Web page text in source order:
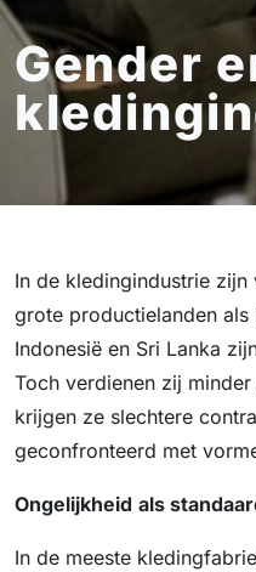
Gender
In de kledingindustrie
grote productielanden als
Indonesië en Sri Lanka
Toch verdienen zij minder
krijgen ze slechtere
geconfronteerd met
Ongelijkheid als
In de meeste